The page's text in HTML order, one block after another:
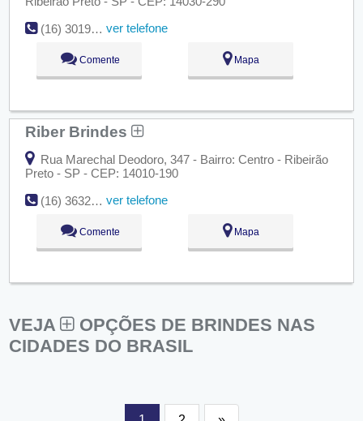
(16) 3019-0180
ver telefone
Comente Mapa
Riber Brindes
Rua Marechal Deodoro, 347 - Bairro: Centro - Ribeirão
Preto - SP - CEP: 14010-190
(16) 3632-0262
ver telefone
Comente Mapa
VEJA
OPÇÕES DE BRINDES NAS
CIDADES DO BRASIL